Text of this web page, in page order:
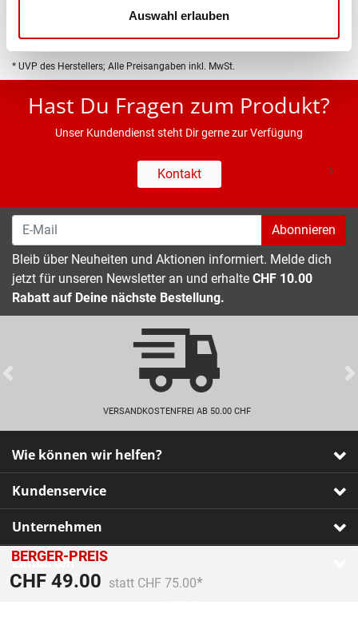
Auswahl erlauben
BERGER-PREIS
CHF 49.00 Preis reduziert von
statt CHF 75.00
An
* UVP des Herstellers; Alle Preisangaben inkl. MwSt.
Hast Du Fragen zum Produkt?
Unser Kundendienst steht Dir gerne zur Verfügung
Kontakt
Abonnieren
Bleib über Neuheiten und Aktionen informiert. Melde dich
jetzt für unseren Newsletter an und erhalte CHF 10.00
Rabatt auf Deine nächste Bestellung.
VERSANDKOSTENFREI AB 50.00 CHF
Previous
Wie können wir helfen?
Kundenservice
Unternehmen
Zahlarten